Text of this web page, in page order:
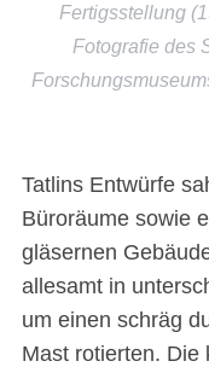
Fertigsstellung
Fotografie des
Tatlins Entwürfe
Büroräume sowie
gläsernen
allesamt in
um einen schräg
Mast rotierten. Die